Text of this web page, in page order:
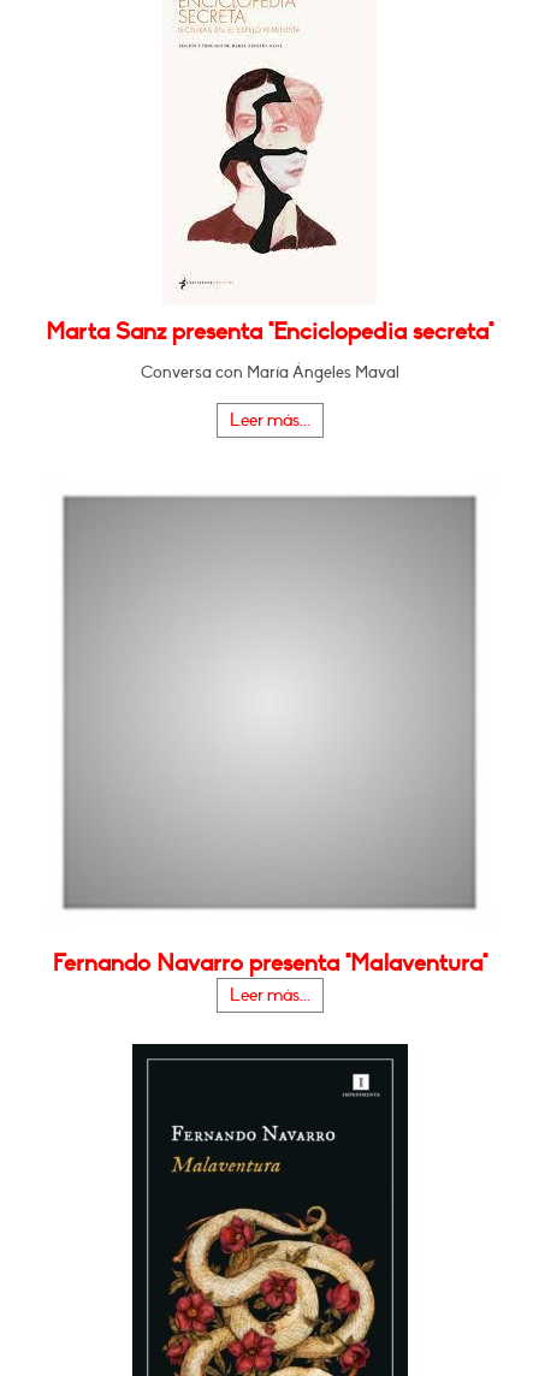
Marta Sanz presenta "Enciclopedia secreta"
Conversa con María Ángeles Maval
Leer más...
Fernando Navarro presenta "Malaventura"
Leer más...